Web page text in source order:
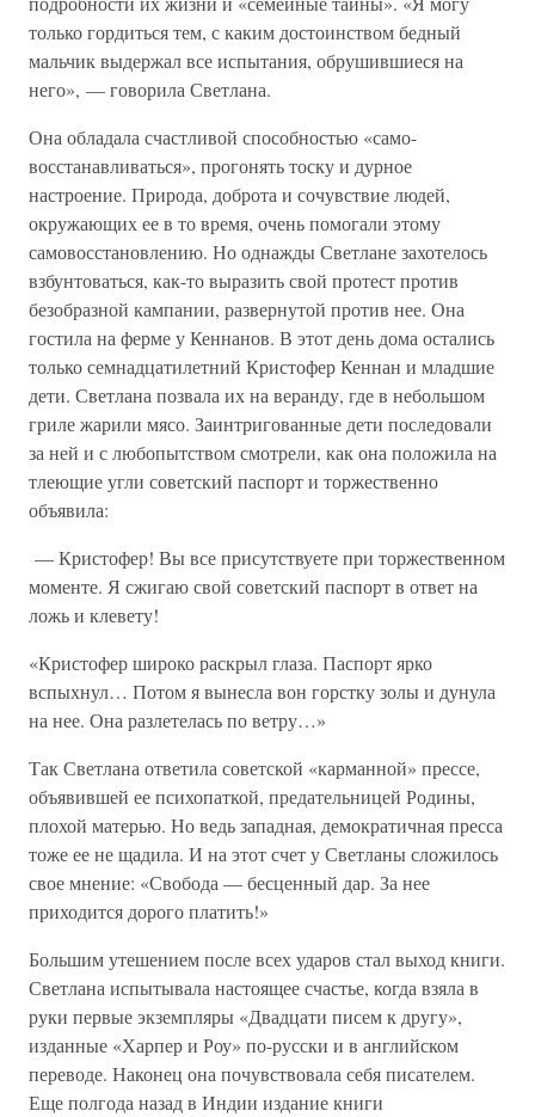
только гордиться тем, с каким достоинством бедный
мальчик выдержал все испытания, обрушившиеся на
него», — говорила Светлана.
Она обладала счастливой способностью «само-
восстанавливаться», прогонять тоску и дурное
настроение. Природа, доброта и сочувствие людей,
окружающих ее в то время, очень помогали этому
самовосстановлению. Но однажды Светлане захотелось
взбунтоваться, как-то выразить свой протест против
безобразной кампании, развернутой против нее. Она
гостила на ферме у Кеннанов. В этот день дома остались
только семнадцатилетний Кристофер Кеннан и младшие
дети. Светлана позвала их на веранду, где в небольшом
гриле жарили мясо. Заинтригованные дети последовали
за ней и с любопытством смотрели, как она положила на
тлеющие угли советский паспорт и торжественно
объявила:
— Кристофер! Вы все присутствуете при торжественном
моменте. Я сжигаю свой советский паспорт в ответ на
ложь и клевету!
«Кристофер широко раскрыл глаза. Паспорт ярко
вспыхнул… Потом я вынесла вон горстку золы и дунула
на нее. Она разлетелась по ветру…»
Так Светлана ответила советской «карманной» прессе,
объявившей ее психопаткой, предательницей Родины,
плохой матерью. Но ведь западная, демократичная пресса
тоже ее не щадила. И на этот счет у Светланы сложилось
свое мнение: «Свобода — бесценный дар. За нее
приходится дорого платить!»
Большим утешением после всех ударов стал выход книги.
Светлана испытывала настоящее счастье, когда взяла в
руки первые экземпляры «Двадцати писем к другу»,
изданные «Харпер и Роу» по-русски и в английском
переводе. Наконец она почувствовала себя писателем.
Еще полгода назад в Индии издание книги